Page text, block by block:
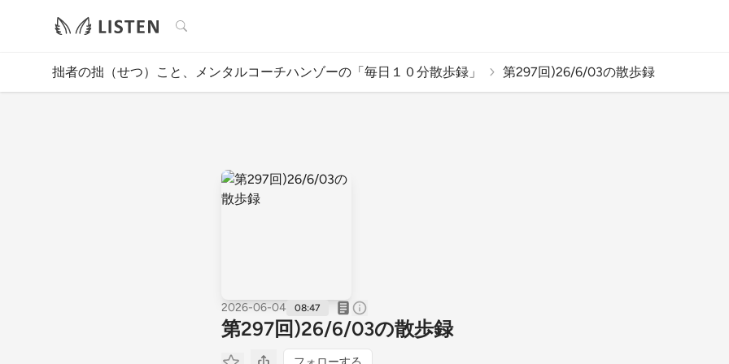
検索
拙者の拙（せつ）こと、メンタルコーチハンゾーの「毎日１０分散歩録」 第297回)26/6/03の散歩録
2026-06-04 08:47
第297回)26/6/03の散歩録